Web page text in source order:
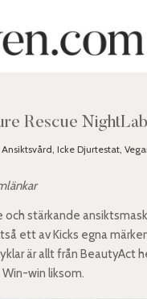
Rescue
Ansiktsvård,Icke Djurtestat,
stärkande
ett av Kicks egna
är allt från BeautyAct
win liksom.